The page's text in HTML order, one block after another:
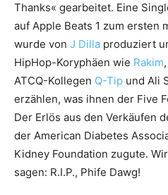
Thanks« gearbeitet. Eine
auf Apple Beats 1 zum ersten
wurde von J Dilla produziert
HipHop-Koryphäen wie Rakim,
ATCQ-Kollegen Q-Tip und Ali
erzählen, was ihnen der Five
Der Erlös aus den Verkäufen
der American Diabetes
Kidney Foundation zugute.
sagen: R.I.P., Phife Dawg!